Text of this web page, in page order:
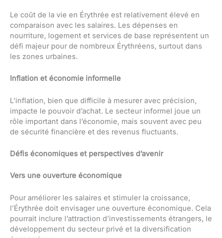
Le coût de la vie en Érythrée est relativement élevé en
comparaison avec les salaires. Les dépenses en
nourriture, logement et services de base représentent un
défi majeur pour de nombreux Érythréens, surtout dans
les zones urbaines.
Inflation et économie informelle
L’inflation, bien que difficile à mesurer avec précision,
impacte le pouvoir d’achat. Le secteur informel joue un
rôle important dans l’économie, mais souvent avec peu
de sécurité financière et des revenus fluctuants.
Défis économiques et perspectives d’avenir
Vers une ouverture économique
Pour améliorer les salaires et stimuler la croissance,
l’Érythrée doit envisager une ouverture économique. Cela
pourrait inclure l’attraction d’investissements étrangers, le
développement du secteur privé et la diversification